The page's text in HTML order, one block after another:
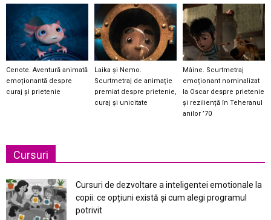
Cenote. Aventură animată
emoționantă despre
curaj și prietenie
Laika și Nemo.
Scurtmetraj de animație
premiat despre prietenie,
curaj și unicitate
Mâine. Scurtmetraj
emoționant nominalizat
la Oscar despre prietenie
și reziliență în Teheranul
anilor ’70
Cursuri
Cursuri de dezvoltare a inteligentei emotionale la
copii: ce opțiuni există și cum alegi programul
potrivit